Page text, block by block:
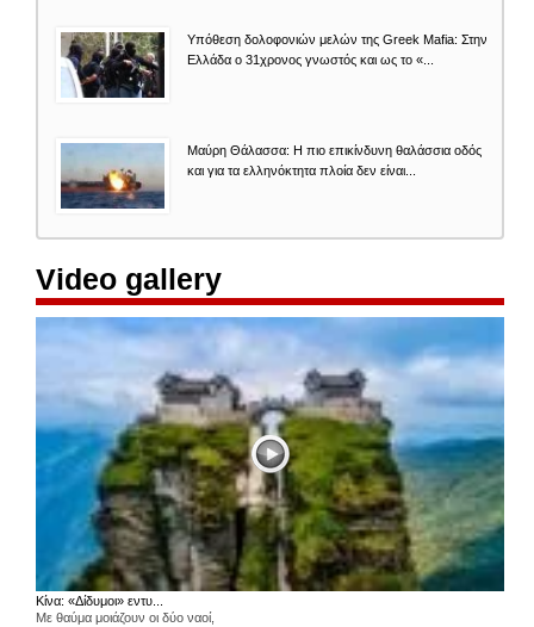
Υπόθεση δολοφονιών μελών της Greek Mafia: Στην
Ελλάδα ο 31χρονος γνωστός και ως το «...
Μαύρη Θάλασσα: Η πιο επικίνδυνη θαλάσσια οδός
και για τα ελληνόκτητα πλοία δεν είναι...
Video gallery
Κίνα: «Δίδυμοι» εντυ...
Με θαύμα μοιάζουν οι δύο ναοί,